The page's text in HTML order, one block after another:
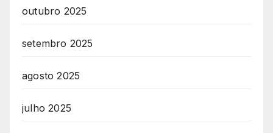
outubro 2025
setembro 2025
agosto 2025
julho 2025